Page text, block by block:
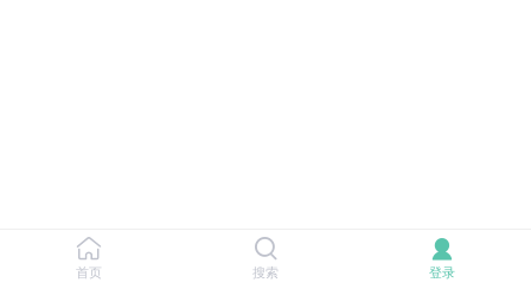
首页 搜索 登录